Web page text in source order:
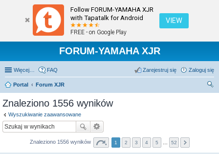
Follow FORUM-YAMAHA XJR
with Tapatalk for Android
FREE - on Google Play
VIEW
FORUM-YAMAHA XJR
Więcej… FAQ Zaloguj się
Zarejestruj się
Portal
Forum XJR
Znaleziono 1556 wyników
Wyszukiwanie zaawansowane
Znaleziono 1556 wyników 1 2 3 4 5 52